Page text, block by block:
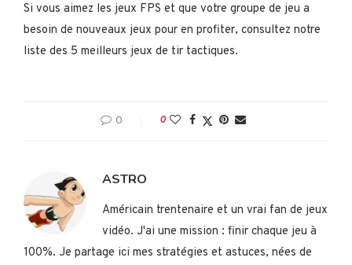
Si vous aimez les jeux FPS et que votre groupe de jeu a
besoin de nouveaux jeux pour en profiter, consultez notre
liste des 5 meilleurs jeux de tir tactiques.
0 0
ASTRO
Américain trentenaire et un vrai fan de jeux
vidéo. J'ai une mission : finir chaque jeu à
100%. Je partage ici mes stratégies et astuces, nées de